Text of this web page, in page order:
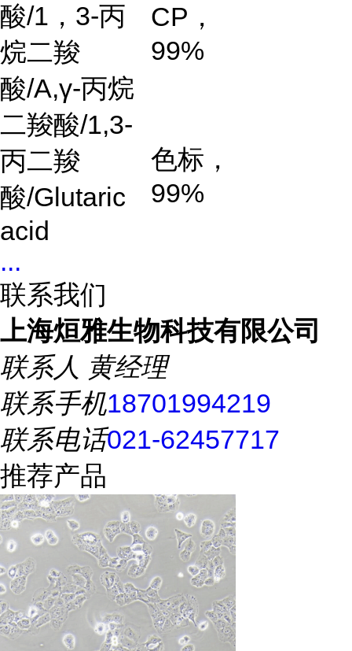
酸/1 ， 3-丙
烷二羧
酸/A,γ-丙烷
二羧酸/1,3-
丙二羧
酸/Glutaric
acid
CP ，
99%
色标，
99%
...
联系我们
上海烜雅生物科技有限公司
联系人 黄经理
联系手机18701994219
联系电话021-62457717
推荐产品